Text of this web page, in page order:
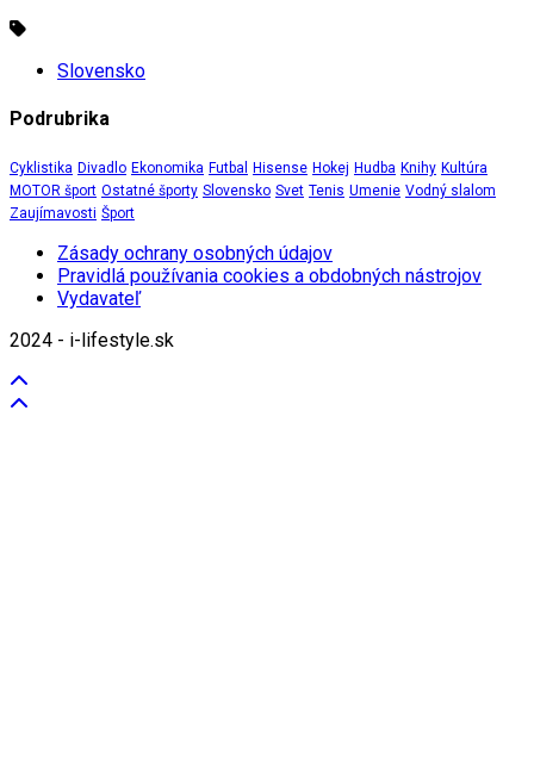
Slovensko
Podrubrika
Cyklistika Divadlo Ekonomika Futbal Hisense Hokej Hudba Knihy Kultúra
MOTOR šport Ostatné športy Slovensko Svet Tenis Umenie Vodný slalom
Zaujímavosti Šport
Zásady ochrany osobných údajov
Pravidlá používania cookies a obdobných nástrojov
Vydavateľ
2024 - i-lifestyle.sk